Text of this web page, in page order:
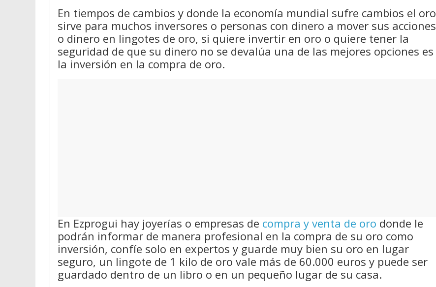
En tiempos de cambios y donde la economía mundial sufre cambios el oro
sirve para muchos inversores o personas con dinero a mover sus acciones
o dinero en lingotes de oro, si quiere invertir en oro o quiere tener la
seguridad de que su dinero no se devalúa una de las mejores opciones es
la inversión en la compra de oro.
En Ezprogui hay joyerías o empresas de compra y venta de oro donde le
podrán informar de manera profesional en la compra de su oro como
inversión, confíe solo en expertos y guarde muy bien su oro en lugar
seguro, un lingote de 1 kilo de oro vale más de 60.000 euros y puede ser
guardado dentro de un libro o en un pequeño lugar de su casa.